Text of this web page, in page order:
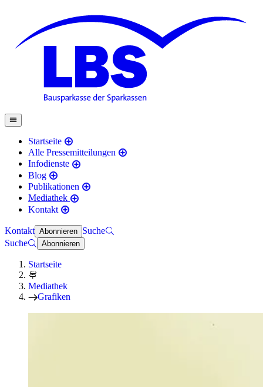
Startseite
Alle Pressemitteilungen
Infodienste
Blog
Publikationen
Mediathek
Kontakt
Kontakt Abonnieren Suche
Suche
Abonnieren
Startseite
Mediathek
Grafiken